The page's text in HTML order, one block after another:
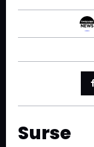
Surse